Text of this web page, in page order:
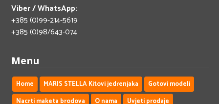
Viber / WhatsApp:
+385 (0)99-214-5619
+385 (0)98/643-074
Menu
Home MARIS STELLA Kitovi jedrenjaka
Gotovi modeli
Nacrti maketa brodova
O nama Uvjeti prodaje